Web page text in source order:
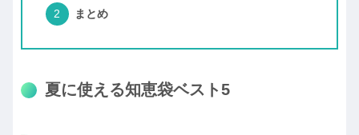
まとめ
夏に使える知恵袋ベスト5